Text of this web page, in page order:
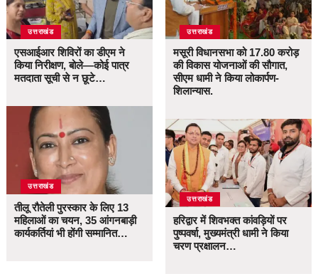
उत्तराखंड
एसआईआर शिविरों का डीएम ने
किया निरीक्षण, बोले—कोई पात्र
मतदाता सूची से न छूटे…
उत्तराखंड
तीलू रौतेली पुरस्कार के लिए 13
महिलाओं का चयन, 35 आंगनबाड़ी
कार्यकर्तियां भी होंगी सम्मानित…
उत्तराखंड
मसूरी विधानसभा को 17.80 करोड़
की विकास योजनाओं की सौगात,
सीएम धामी ने किया लोकार्पण-
शिलान्यास.
उत्तराखंड
हरिद्वार में शिवभक्त कांवड़ियों पर
पुष्पवर्षा, मुख्यमंत्री धामी ने किया
चरण प्रक्षालन…